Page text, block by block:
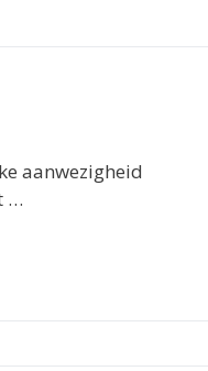
aanwezigheid
…